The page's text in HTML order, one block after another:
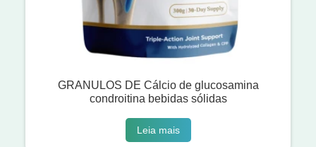
GRANULOS DE Cálcio de glucosamina
condroitina bebidas sólidas
Leia mais